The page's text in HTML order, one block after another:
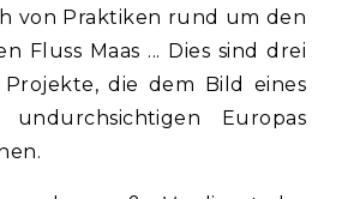
von Praktiken rund um den
Fluss Maas ... Dies sind drei
Projekte, die dem Bild eines
Europas